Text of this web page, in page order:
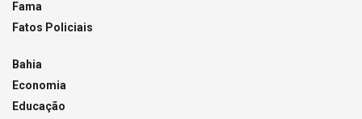
Fama
Fatos Policiais
Bahia
Economia
Educação